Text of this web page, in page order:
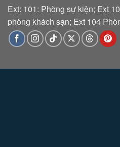
Ext: 101: Phòng sự kiện; Ext
phòng khách sạn; Ext 104